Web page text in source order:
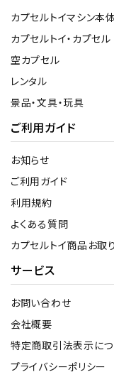
カプセルトイマシン本
カプセルトイ・カプセル
空カプセル
レンタル
景品・文具・玩具
ご利用ガイド
お知らせ
ご利用ガイド
利用規約
よくある質問
カプセルトイ商品お取
サービス
お問い合わせ
会社概要
特定商取引法表示につ
プライバシーポリシー